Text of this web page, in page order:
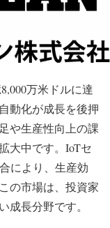
万米ドルに達
動化が成長を後押
や生産性向上の課
大中です。IoTセ
により、生産効
の市場は、投資家
成長分野です。